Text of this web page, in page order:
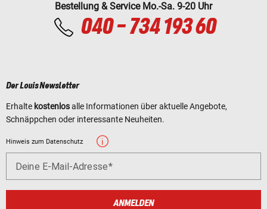
Bestellung & Service Mo.-Sa. 9-20 Uhr
040 - 734 193 60
Der Louis Newsletter
Erhalte kostenlosalle Informationen über aktuelle Angebote,
Schnäppchen oder interessante Neuheiten.
Hinweis zum Datenschutz
Deine E-Mail-Adresse
ANMELDEN